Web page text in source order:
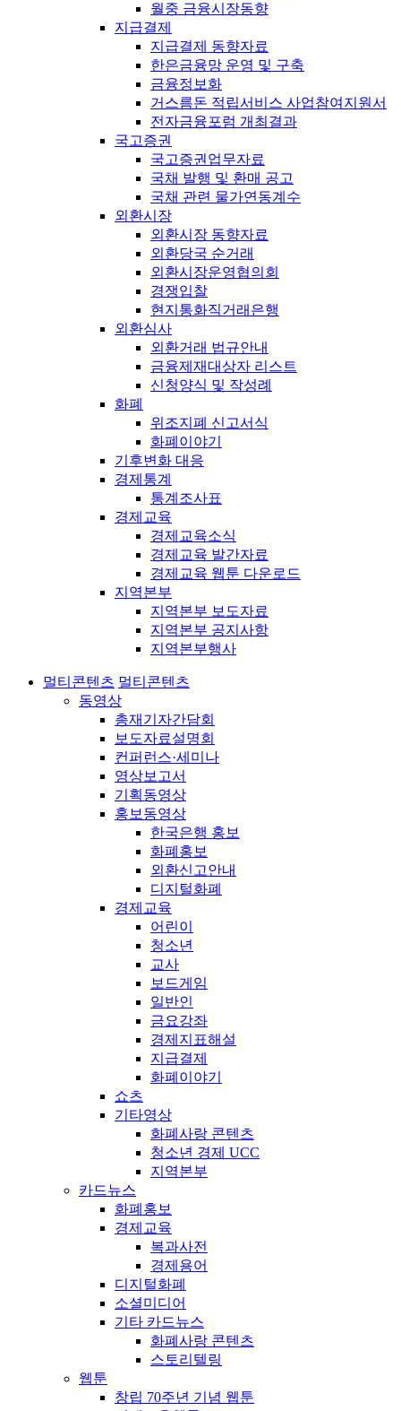
월중 금융시장동향
지급결제
지급결제 동향자료
한은금융망 운영 및 구축
금융정보화
거스름돈 적립서비스 사업참여지원서
전자금융포럼 개최결과
국고증권
국고증권업무자료
국채 발행 및 환매 공고
국채 관련 물가연동계수
외환시장
외환시장 동향자료
외환당국 순거래
외환시장운영협의회
경쟁입찰
현지통화직거래은행
외환심사
외환거래 법규안내
금융제재대상자 리스트
신청양식 및 작성례
화폐
위조지폐 신고서식
화폐이야기
기후변화 대응
경제통계
통계조사표
경제교육
경제교육소식
경제교육 발간자료
경제교육 웹툰 다운로드
지역본부
지역본부 보도자료
지역본부 공지사항
지역본부행사
멀티콘텐츠 멀티콘텐츠
동영상
총재기자간담회
보도자료설명회
컨퍼런스·세미나
영상보고서
기획동영상
홍보동영상
한국은행 홍보
화폐홍보
외환신고안내
디지털화폐
경제교육
어린이
청소년
교사
보드게임
일반인
금요강좌
경제지표해설
지급결제
화폐이야기
쇼츠
기타영상
화폐사랑 콘텐츠
청소년 경제 UCC
지역본부
카드뉴스
화폐홍보
경제교육
복과사전
경제용어
디지털화폐
소셜미디어
기타 카드뉴스
화폐사랑 콘텐츠
스토리텔링
웹툰
창립 70주년 기념 웹툰